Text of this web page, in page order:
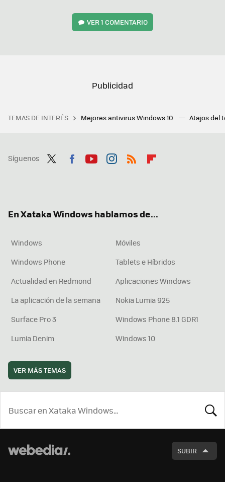
VER1 COMENTARIO
TEMAS DE INTERÉS Mejores antivirus Windows 10 Atajos del
Síguenos
En Xataka Windows hablamos de...
Windows
Móviles
Windows Phone
Tablets e Híbridos
Actualidad en Redmond
Aplicaciones Windows
La aplicación de la semana
Nokia Lumia 925
Surface Pro 3
Windows Phone 8.1 GDR1
Lumia Denim
Windows 10
VER MÁS TEMAS
SUBIR